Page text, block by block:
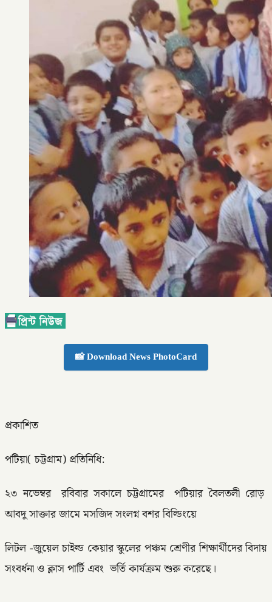
📸 Download News PhotoCard
প্রকাশিত
পটিয়া( চট্টগ্রাম) প্রতিনিধি:
২৩ নভেম্বর রবিবার সকালে চট্টগ্রামের পটিয়ার বৈলতলী রোড়
আবদু সাক্তার জামে মসজিদ সংলগ্ন বশর বিল্ডিংয়ে
লিটল -জুয়েল চাইল্ড কেয়ার স্কুলের পঞ্চম শ্রেণীর শিক্ষার্থীদের বিদায়
সংবর্ধনা ও ক্লাস পার্টি এবং ভর্তি কার্যক্রম শুরু করেছে।